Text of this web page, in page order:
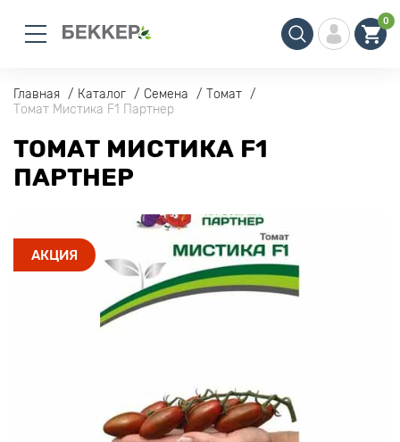
0
Главная Каталог Семена
Томат
Томат Мистика F1 Партнер
ТОМАТ МИСТИКА F1
ПАРТНЕР
АКЦИЯ